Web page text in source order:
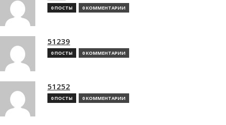
0 ПОСТЫ 0 КОММЕНТАРИИ
51239
0 ПОСТЫ 0 КОММЕНТАРИИ
51252
0 ПОСТЫ 0 КОММЕНТАРИИ